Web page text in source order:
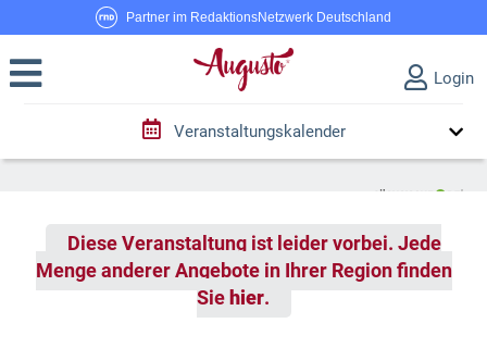
Partner im RedaktionsNetzwerk Deutschland
Login
Veranstaltungskalender
Diese Veranstaltung ist leider vorbei. Jede
Menge anderer Angebote in Ihrer Region finden
Sie hier.